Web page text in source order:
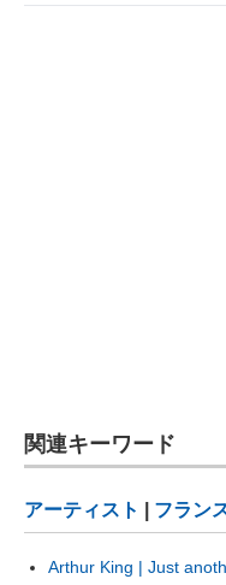
関連キーワード
アーティスト フラン
Arthur King | Just